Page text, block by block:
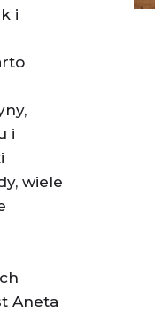
i
i
wiele
Aneta